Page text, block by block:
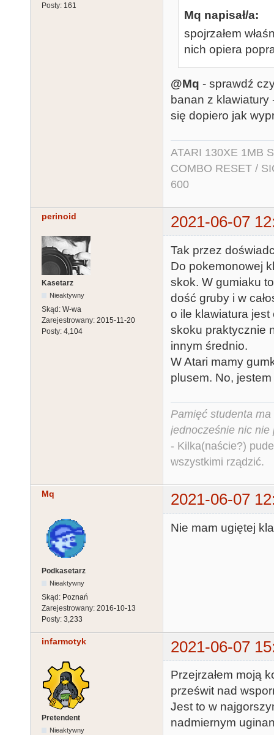
Posty: 161
Mq napisał/a:
spojrzałem
nich opiera
@Mq - sprawdź
banan z klawiatury
się dopiero jak
ATARI 130XE 1MB
COMBO RESET /
600
perinoid 2021-06-07
Kasetarz
Nieaktywny
Skąd: W-wa
Zarejestrowany: 2015-11-20
Posty: 4,104
Tak przez
Do pokemonowej
skok. W gumiaku
dość gruby i w
o ile klawiatura jest
skoku praktycznie
innym średnio.
W Atari mamy
plusem. No,
Pamięć studenta
jednocześnie nic nie
- Kilka(naście?)
wszystkimi rządzić.
Mq 2021-06-07
Podkasetarz
Nieaktywny
Skąd: Poznań
Zarejestrowany: 2016-10-13
Posty: 3,233
Nie mam ugiętej
infarmotyk 2021-06-07
Pretendent
Nieaktywny
Przejrzałem moją
prześwit nad
Jest to w
nadmiernym